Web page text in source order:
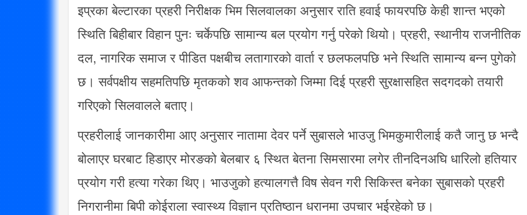
इप्रका बेल्टारका प्रहरी निरीक्षक भिम सिलवालका अनुसार राति हवाई फायरपछि केही शान्त भएको
स्थिति बिहीबार विहान पुनः चर्केपछि सामान्य बल प्रयोग गर्नु परेको थियो। प्रहरी, स्थानीय राजनीतिक
दल, नागरिक समाज र पीडित पक्षबीच लतागारको वार्ता र छलफलपछि भने स्थिति सामान्य बन्न पुगेको
छ। सर्वपक्षीय सहमतिपछि मृतकको शव आफन्तको जिम्मा दिई प्रहरी सुरक्षासहित सदगदको तयारी
गरिएको सिलवालले बताए।
प्रहरीलाई जानकारीमा आए अनुसार नातामा देवर पर्ने सुबासले भाउजु भिमकुमारीलाई कतै जानु छ भन्दै
बोलाएर घरबाट हिडाएर मोरङको बेलबार ६ स्थित बेतना सिमसारमा लगेर तीनदिनअघि धारिलो हतियार
प्रयोग गरी हत्या गरेका थिए। भाउजुको हत्यालगत्तै विष सेवन गरी सिकिस्त बनेका सुबासको प्रहरी
निगरानीमा बिपी कोईराला स्वास्थ्य विज्ञान प्रतिष्ठान धरानमा उपचार भईरहेको छ।
विप्लव समूह संविधानको
‘कम्युनिस्टको खोल ओढेका